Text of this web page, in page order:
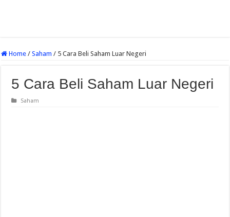
Home / Saham / 5 Cara Beli Saham Luar Negeri
5 Cara Beli Saham Luar Negeri
Saham